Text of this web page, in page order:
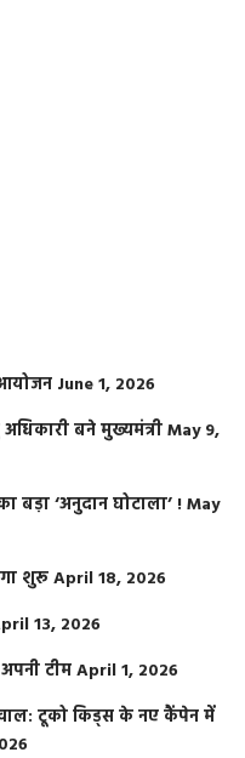
June 1, 2026
बने मुख्यमंत्रीMay 9,
बड़ा ‘अनुदान घोटाला’ !May
शुरूApril 18, 2026
13, 2026
टीमApril 1, 2026
टूको किड्स के नए कैंपेन में